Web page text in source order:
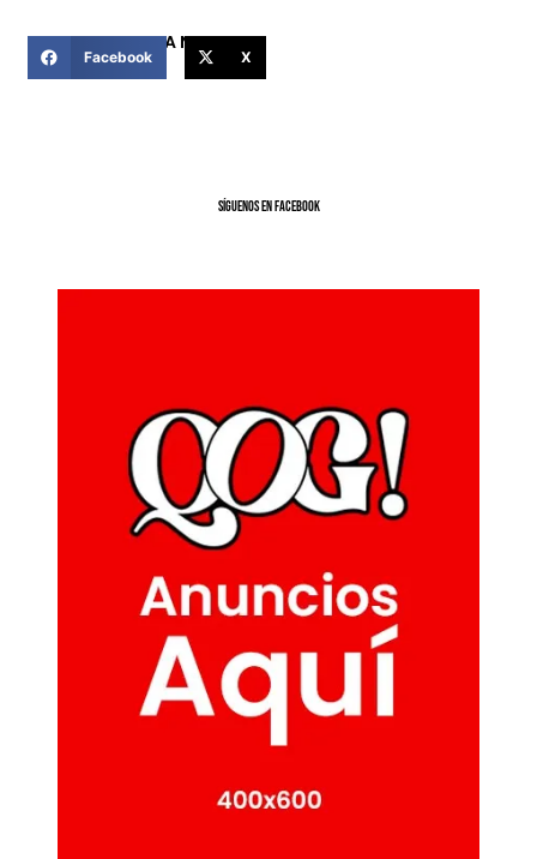
COMPARTIR ESTA NOTICIA
Facebook X
SíGUENOS EN FACEBOOK